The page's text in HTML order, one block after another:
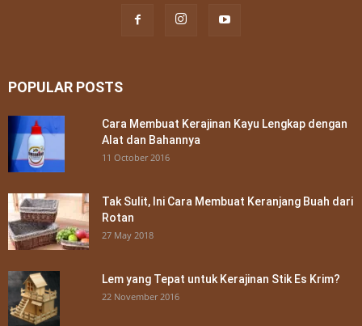
POPULAR POSTS
Cara Membuat Kerajinan Kayu Lengkap dengan
Alat dan Bahannya
11 October 2016
Tak Sulit, Ini Cara Membuat Keranjang Buah dari
Rotan
27 May 2018
Lem yang Tepat untuk Kerajinan Stik Es Krim?
22 November 2016